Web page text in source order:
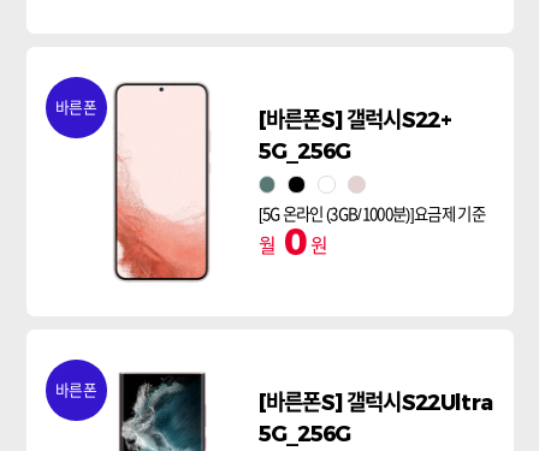
바른폰
[바른폰S] 갤럭시S22+
5G_256G
초록 팬덤블랙팬텀 화이트
핑크골드
[5G 온라인 (3GB/1000분)]요금제 기준
월 0원
바른폰
[바른폰S] 갤럭시S22Ultra
5G_256G